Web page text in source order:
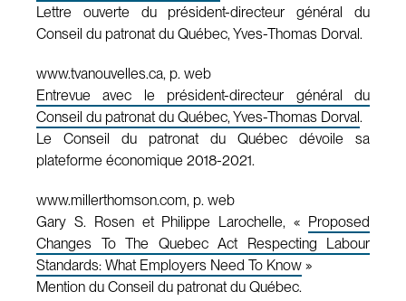
Lettre ouverte du président-directeur général du
Conseil du patronat du Québec, Yves-Thomas Dorval.
www.tvanouvelles.ca, p. web
Entrevue avec le président-directeur général du
Conseil du patronat du Québec, Yves-Thomas Dorval.
Le Conseil du patronat du Québec dévoile sa
plateforme économique 2018-2021.
www.millerthomson.com, p. web
Gary S. Rosen et Philippe Larochelle, « Proposed
Changes To The Quebec Act Respecting Labour
Standards: What Employers Need To Know »
Mention du Conseil du patronat du Québec.